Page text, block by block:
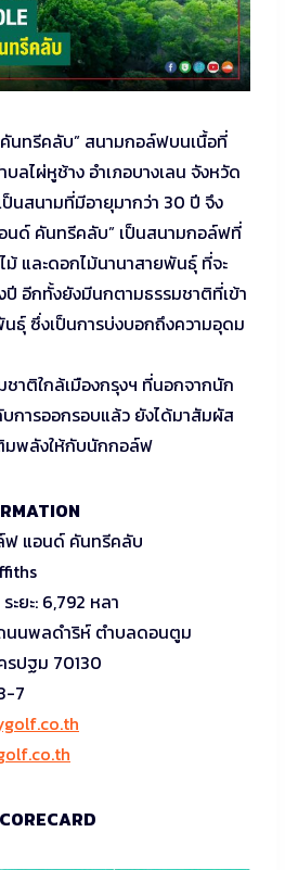
นทรีคลับ” สนามกอล์ฟบนเนื้อที่
บลไผ่หูช้าง อำเภอบางเลน จังหวัด
นสนามที่มีอายุมากว่า 30 ปี จึง
นด์ คันทรีคลับ” เป็นสนามกอล์ฟที่
และดอกไม้นานาสายพันธุ์ ที่จะ
อีกทั้งยังมีนกตามธรรมชาติที่เข้า
ธุ์ ซึ่งเป็นการบ่งบอกถึงความอุดม
าติใกล้เมืองกรุงฯ ที่นอกจากนัก
การออกรอบแล้ว ยังได้มาสัมผัส
มพลังให้กับนักกอล์ฟ
ฟ แอนด์ คันทรีคลับ
ะยะ: 6,792 หลา
นนพลดำริห์ ตำบลดอนตูม
รปฐม 70130
7